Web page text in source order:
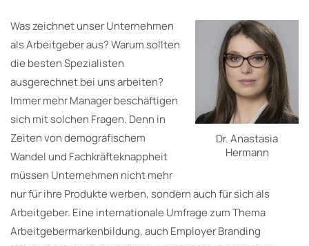
Dr. Anastasia
Hermann
Was zeichnet unser Unternehmen
als Arbeitgeber aus? Warum sollten
die besten Spezialisten
ausgerechnet bei uns arbeiten?
Immer mehr Manager beschäftigen
sich mit solchen Fragen. Denn in
Zeiten von demografischem
Wandel und Fachkräfteknappheit
müssen Unternehmen nicht mehr
nur für ihre Produkte werben, sondern auch für sich als
Arbeitgeber. Eine internationale Umfrage zum Thema
Arbeitgebermarkenbildung, auch Employer Branding